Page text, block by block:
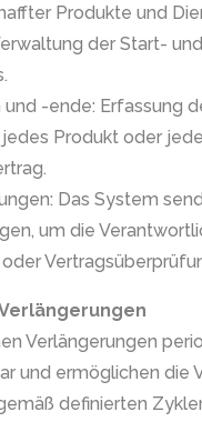
Produkte und
der Start-
und -ende: Erfassung
Produkt oder
Das System
um die
Verlängerungen
und ermöglichen die
definierten